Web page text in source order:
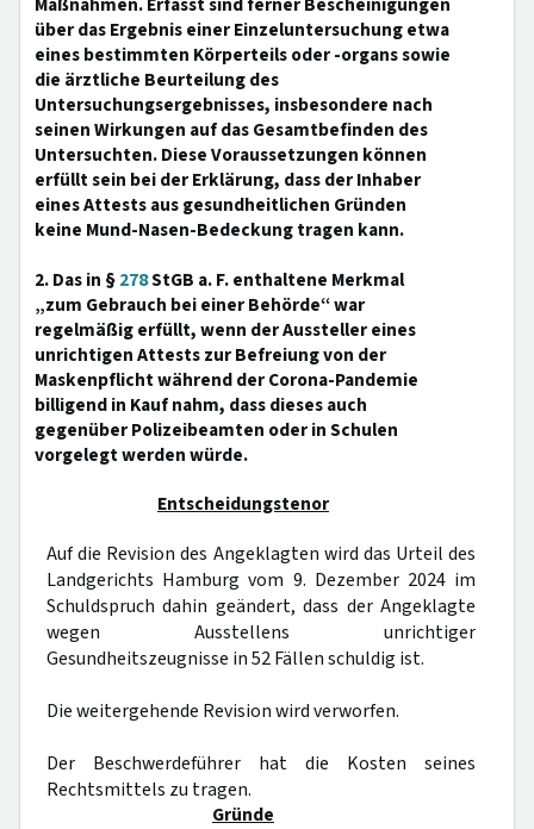
über das Ergebnis einer Einzeluntersuchung etwa
eines bestimmten Körperteils oder -organs sowie
die ärztliche Beurteilung des
Untersuchungsergebnisses, insbesondere nach
seinen Wirkungen auf das Gesamtbefinden des
Untersuchten. Diese Voraussetzungen können
erfüllt sein bei der Erklärung, dass der Inhaber
eines Attests aus gesundheitlichen Gründen
keine Mund-Nasen-Bedeckung tragen kann.
2. Das in §278StGB a. F. enthaltene Merkmal
„zum Gebrauch bei einer Behörde“ war
regelmäßig erfüllt, wenn der Aussteller eines
unrichtigen Attests zur Befreiung von der
Maskenpflicht während der Corona-Pandemie
billigend in Kauf nahm, dass dieses auch
gegenüber Polizeibeamten oder in Schulen
vorgelegt werden würde.
Entscheidungstenor
Auf die Revision des Angeklagten wird das Urteil des
Landgerichts Hamburg vom 9. Dezember 2024 im
Schuldspruch dahin geändert, dass der Angeklagte
wegen Ausstellens unrichtiger
Gesundheitszeugnisse in 52 Fällen schuldig ist.
Die weitergehende Revision wird verworfen.
Der Beschwerdeführer hat die Kosten seines
Rechtsmittels zu tragen.
Gründe